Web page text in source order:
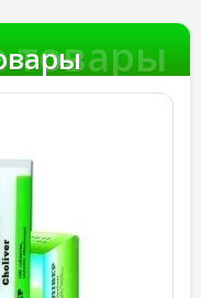
товары